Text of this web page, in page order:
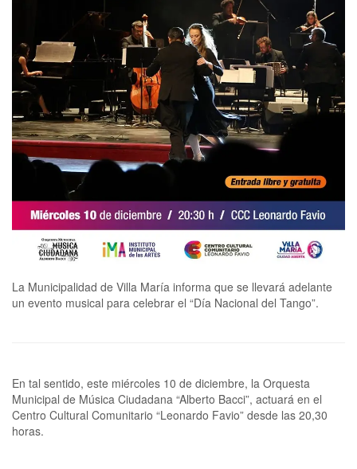
La Municipalidad de Villa María informa que se llevará adelante
un evento musical para celebrar el “Día Nacional del Tango”.
En tal sentido, este miércoles 10 de diciembre, la Orquesta
Municipal de Música Ciudadana “Alberto Bacci”, actuará en el
Centro Cultural Comunitario “Leonardo Favio” desde las 20,30
horas.